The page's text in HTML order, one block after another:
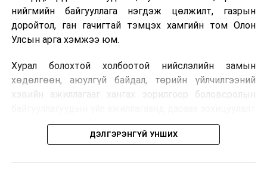
УНШСАН: 1328
Х.Нямбаатар: Айл өрхүүдэд хийн болон цахилгаан
халаагуур сонголтоор тавьж, хэрэглээний зардлаас
сар бүр 100 мянган төгрөг хөнгөлнө
ӨМНӨХ МЭДЭЭ
нийгмийн байгууллага нэгдэж цөлжилт, газрын
доройтол, ган гачигтай тэмцэх хамгийн том Олон
Улсын арга хэмжээ юм.
Хурал болохтой холбоотой нийслэлийн замын
хөдөлгөөн, аюулгүй байдал, төрийн үйлчилгээний
хэвийн ажиллагааг хангах зорилгоор боловсролын
хэрэгжүүлэхээр болжээ .
ДЭЛГЭРЭНГҮЙ УНШИХ